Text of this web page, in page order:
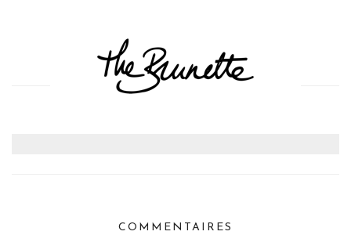
COMMENTAIRES